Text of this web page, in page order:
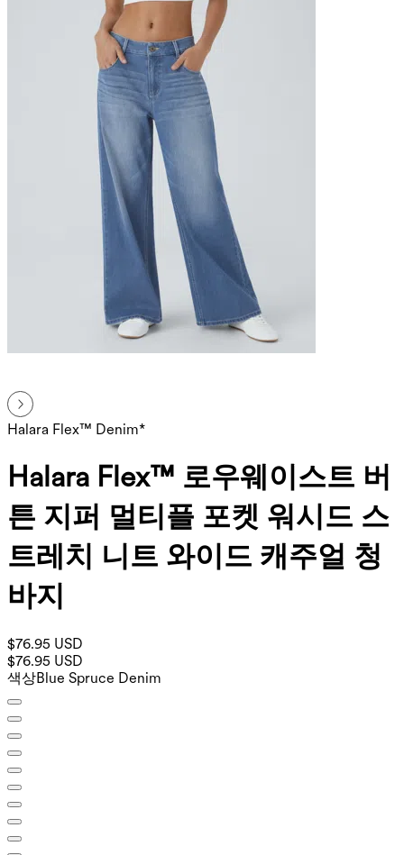
Halara Flex™ Denim*
Halara Flex™ 로우웨이스트 버
튼 지퍼 멀티플 포켓 워시드 스
트레치 니트 와이드 캐주얼 청
바지
$76.95 USD
$76.95 USD
색상Blue Spruce Denim